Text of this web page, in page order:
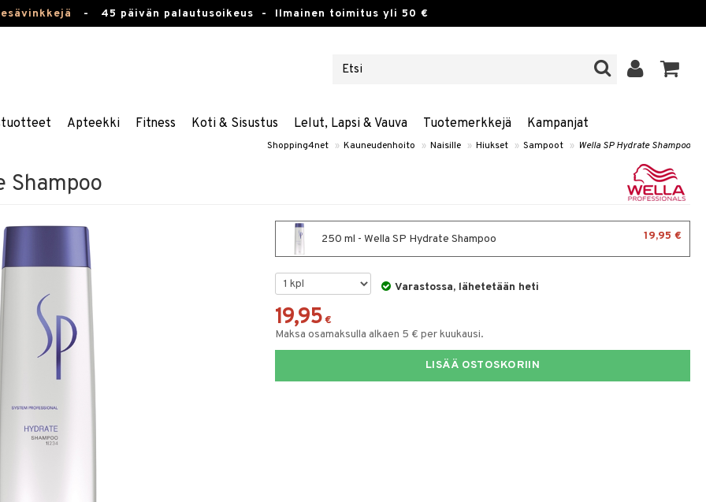
- 45 päivän palautusoikeus - Ilmainen toimitus yli 50 €
Apteekki Fitness Koti & Sisustus Lelut, Lapsi & Vauva Tuotemerkkejä Kampanjat
Shopping4net » Kauneudenhoito » Naisille » Hiukset » Sampoot » Wella SP Hydrate Shampoo
Shampoo
250 ml - Wella SP Hydrate Shampoo 19,95 €
Varastossa, lähetetään heti
19,95 €
Maksa osamaksulla alkaen 5 € per kuukausi.
LISÄÄ OSTOSKORIIN